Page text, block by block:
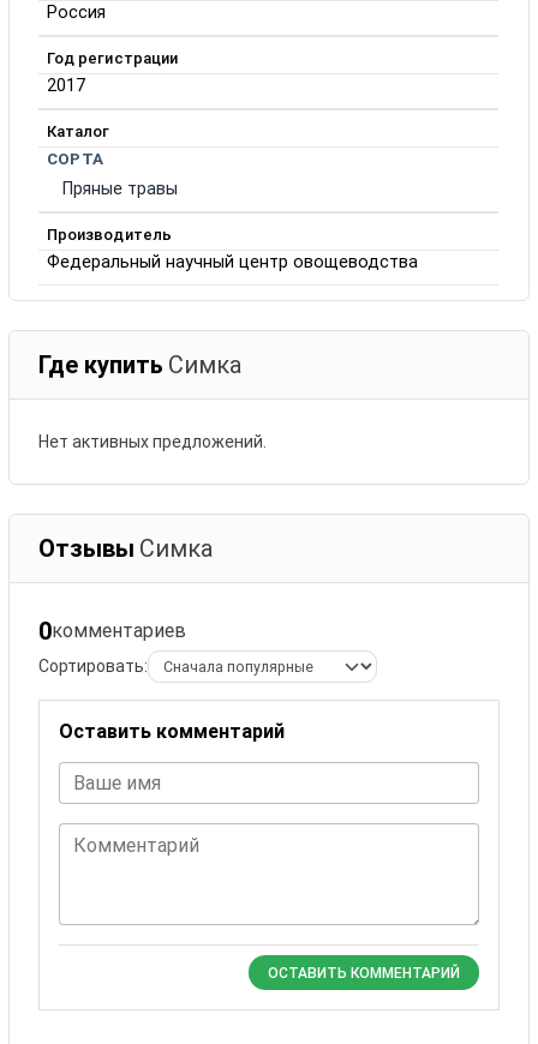
Россия
Год регистрации
2017
Каталог
СОРТА
Пряные травы
Производитель
Федеральный научный центр овощеводства
Где купить Симка
Нет активных предложений.
Отзывы Симка
0комментариев
Сортировать:
Оставить комментарий
Ваше имя
Комментарий
ОСТАВИТЬ КОММЕНТАРИЙ